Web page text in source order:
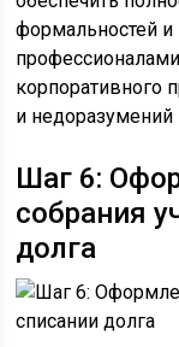
формальностей и
корпоративного
и
Шаг 6:
собрания
долга